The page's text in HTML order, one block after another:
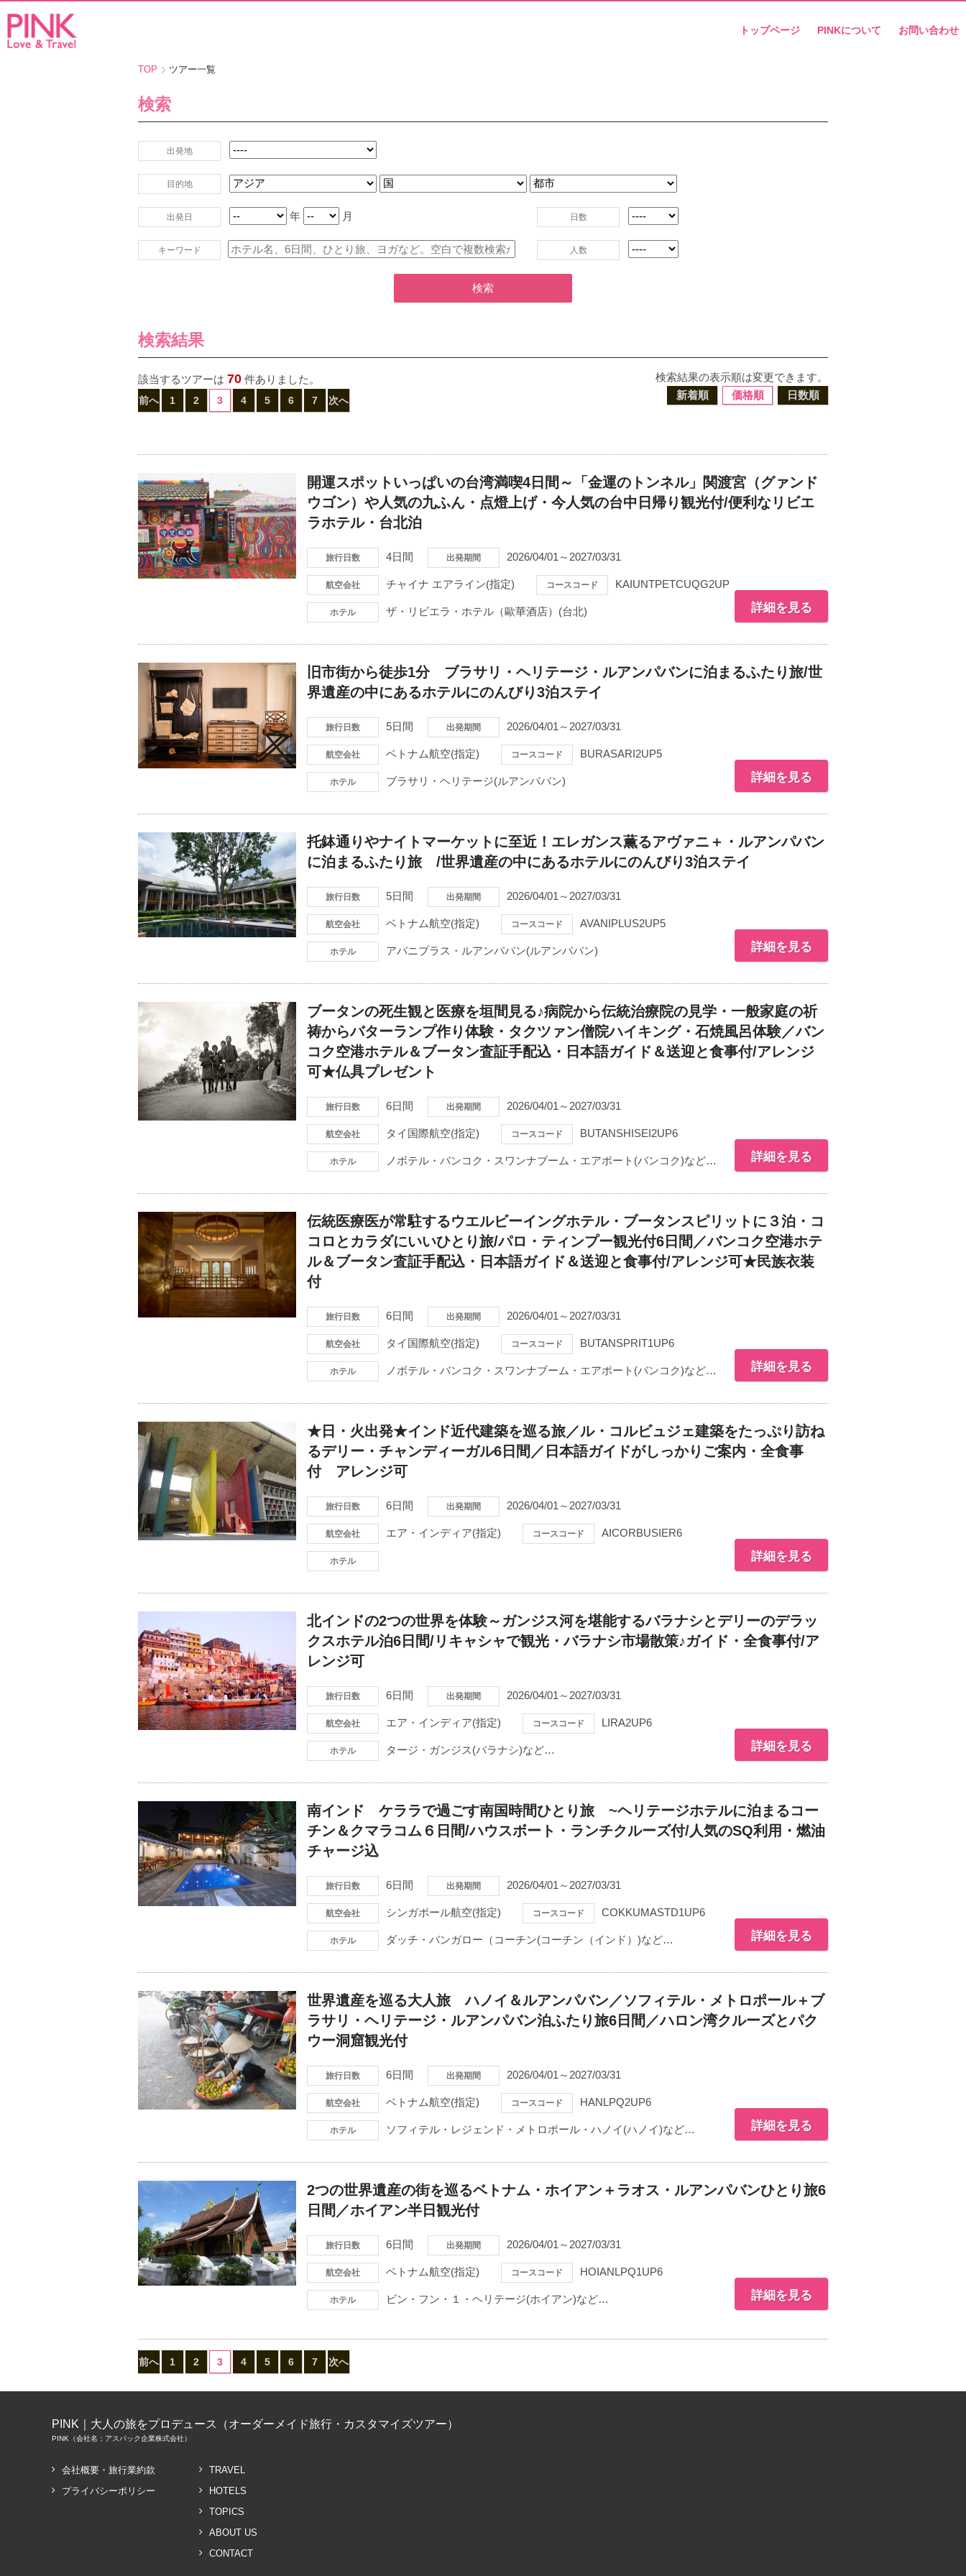
トップページ PINKについて お問い合わせ
TOP ツアー一覧
検索
出発地
目的地
出発日 年 月 日数
キーワード 人数
検索
検索結果
該当するツアーは 70 件ありました。
前へ 1 2 3 4 5 6 7 次へ
検索結果の表示順は変更できます。
新着順
価格順 日数順
開運スポットいっぱいの台湾満喫4日間～「金運のトンネル」関渡宮（グァンド
ウゴン）や人気の九ふん・点燈上げ・今人気の台中日帰り観光付/便利なリビエ
ラホテル・台北泊
旅行日数 4日間 出発期間 2026/04/01～2027/03/31
航空会社 チャイナ エアライン(指定) コースコード KAIUNTPETCUQG2UP
ホテル ザ・リビエラ・ホテル（歐華酒店）(台北) 詳細を見る
旧市街から徒歩1分 ブラサリ・ヘリテージ・ルアンパバンに泊まるふたり旅/世
界遺産の中にあるホテルにのんびり3泊ステイ
旅行日数 5日間 出発期間 2026/04/01～2027/03/31
航空会社 ベトナム航空(指定) コースコード BURASARI2UP5
ホテル ブラサリ・ヘリテージ(ルアンパバン) 詳細を見る
托鉢通りやナイトマーケットに至近！エレガンス薫るアヴァニ＋・ルアンパバン
に泊まるふたり旅 /世界遺産の中にあるホテルにのんびり3泊ステイ
旅行日数 5日間 出発期間 2026/04/01～2027/03/31
航空会社 ベトナム航空(指定) コースコード AVANIPLUS2UP5
ホテル アバニプラス・ルアンパバン(ルアンパバン) 詳細を見る
ブータンの死生観と医療を垣間見る♪病院から伝統治療院の見学・一般家庭の祈
祷からバターランプ作り体験・タクツァン僧院ハイキング・石焼風呂体験／バン
コク空港ホテル＆ブータン査証手配込・日本語ガイド＆送迎と食事付/アレンジ
可★仏具プレゼント
旅行日数 6日間 出発期間 2026/04/01～2027/03/31
航空会社 タイ国際航空(指定) コースコード BUTANSHISEI2UP6
ホテル ノボテル・バンコク・スワンナブーム・エアポート(バンコク)など… 詳細を見る
伝統医療医が常駐するウエルビーイングホテル・ブータンスピリットに３泊・コ
コロとカラダにいいひとり旅/パロ・ティンプー観光付6日間／バンコク空港ホテ
ル＆ブータン査証手配込・日本語ガイド＆送迎と食事付/アレンジ可★民族衣装
付
旅行日数 6日間 出発期間 2026/04/01～2027/03/31
航空会社 タイ国際航空(指定) コースコード BUTANSPRIT1UP6
ホテル ノボテル・バンコク・スワンナブーム・エアポート(バンコク)など… 詳細を見る
★日・火出発★インド近代建築を巡る旅／ル・コルビュジェ建築をたっぷり訪ね
るデリー・チャンディーガル6日間／日本語ガイドがしっかりご案内・全食事
付 アレンジ可
旅行日数 6日間 出発期間 2026/04/01～2027/03/31
航空会社 エア・インディア(指定) コースコード AICORBUSIER6
ホテル 詳細を見る
北インドの2つの世界を体験～ガンジス河を堪能するバラナシとデリーのデラッ
クスホテル泊6日間/リキャシャで観光・バラナシ市場散策♪ガイド・全食事付/ア
レンジ可
旅行日数 6日間 出発期間 2026/04/01～2027/03/31
航空会社 エア・インディア(指定) コースコード LIRA2UP6
ホテル タージ・ガンジス(バラナシ)など… 詳細を見る
南インド ケララで過ごす南国時間ひとり旅 ~ヘリテージホテルに泊まるコー
チン＆クマラコム６日間/ハウスボート・ランチクルーズ付/人気のSQ利用・燃油
チャージ込
旅行日数 6日間 出発期間 2026/04/01～2027/03/31
航空会社 シンガポール航空(指定) コースコード COKKUMASTD1UP6
ホテル ダッチ・バンガロー（コーチン(コーチン（インド）)など… 詳細を見る
世界遺産を巡る大人旅 ハノイ＆ルアンパバン／ソフィテル・メトロポール＋ブ
ラサリ・ヘリテージ・ルアンパバン泊ふたり旅6日間／ハロン湾クルーズとパク
ウー洞窟観光付
旅行日数 6日間 出発期間 2026/04/01～2027/03/31
航空会社 ベトナム航空(指定) コースコード HANLPQ2UP6
ホテル ソフィテル・レジェンド・メトロポール・ハノイ(ハノイ)など… 詳細を見る
2つの世界遺産の街を巡るベトナム・ホイアン＋ラオス・ルアンパバンひとり旅6
日間／ホイアン半日観光付
旅行日数 6日間 出発期間 2026/04/01～2027/03/31
航空会社 ベトナム航空(指定) コースコード HOIANLPQ1UP6
ホテル ビン・フン・１・ヘリテージ(ホイアン)など… 詳細を見る
前へ 1 2 3 4 5 6 7 次へ
PINK｜大人の旅をプロデュース（オーダーメイド旅行・カスタマイズツアー）
PINK（会社名：アスパック企業株式会社）
会社概要・旅行業約款
プライバシーポリシー
TRAVEL
HOTELS
TOPICS
ABOUT US
CONTACT